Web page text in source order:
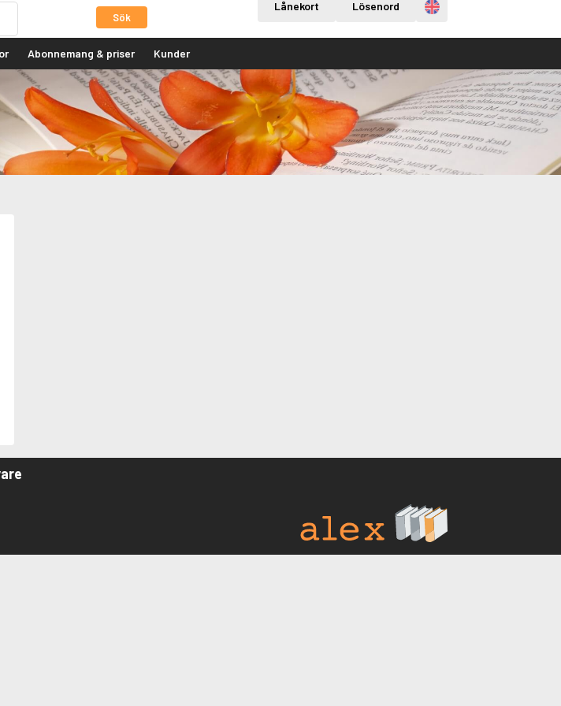
Sök
Lånekort Lösenord Engelska
Abonnemang & priser Kunder